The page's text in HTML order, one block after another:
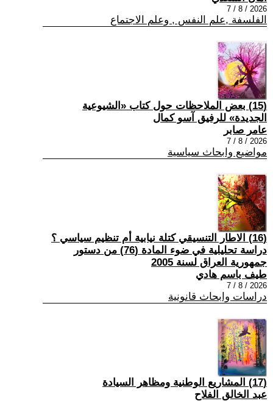
2026 / 8 / 7
الفلسفة ,علم النفس , وعلم الاجتماع
(15) بعض الملاحظات حول كتاب «الشيوعية
الجديدة» للرفيق آسو كمال
عامر صابر
2026 / 8 / 7
مواضيع وابحاث سياسية
(16) الاطار التنسيقي كتلة نيابية أم تنظيم سياسي ؟
دراسة تحليلية في ضوء المادة (76) من دستور
جمهورية العراق لسنة 2005
طيف باسم هادي
2026 / 8 / 7
دراسات وابحاث قانونية
(17) المشاريع الوطنية ومظاهر السيادة
عبد الخالق الفلاح